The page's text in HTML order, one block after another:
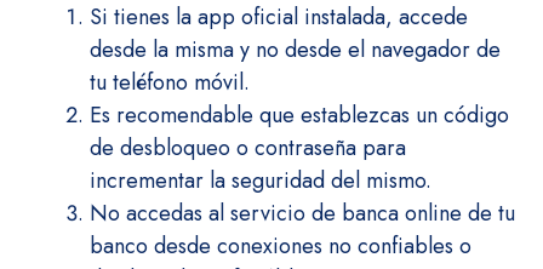
Si tienes la app oficial instalada, accede
desde la misma y no desde el navegador de
tu teléfono móvil.
Es recomendable que establezcas un código
de desbloqueo o contraseña para
incrementar la seguridad del mismo.
No accedas al servicio de banca online de tu
banco desde conexiones no confiables o